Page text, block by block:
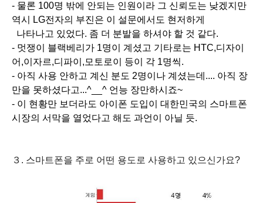
- 물론 100명 밖에 안되는 인원이라 그 신뢰도는 낮겠지만
역시 LG전자의 부진은 이 설문에서도 현저하게
나타나고 있었다. 좀 더 분발을 하셔야 할 것 같다.
- 멋쟁이 블랙베리가 1명이 계셨고 기타로는 HTC,디자이
어,이자르,디파이,모토로이 등이 각 1명씩.
- 아직 사용 안하고 계신 분도 2명이나 계셨는데.... 아직 장
만을 못하셨다고...^__^ 언능 장만하시죠~
- 이 현황만 보더라도 아이폰 도입이 대한민국의 스마트폰
시장의 서막을 열었다고 해도 과언이 아닐 듯.
３. 스마트폰을 주로 어떤 용도로 사용하고 있으신가요?